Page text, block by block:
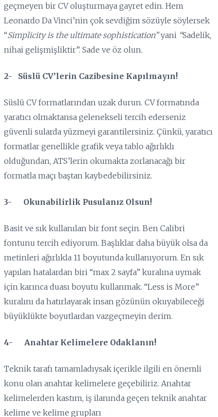
geçmeyen bir CV oluşturmaya gayret edin. Hem
Leonardo Da Vinci’nin çok sevdiğim sözüyle söylersek
“Simplicity is the ultimate sophistication”yani “Sadelik,
nihai gelişmişliktir”. Sade ve öz olun.
2- Süslü CV’lerin Cazibesine Kapılmayın!
Süslü CV formatlarından uzak durun. CV formatında
yaratıcı olmaktansa gelenekseli tercih ederseniz
güvenli sularda yüzmeyi garantilersiniz. Çünkü, yaratıcı
formatlar genellikle grafik veya tablo ağırlıklı
olduğundan, ATS’lerin okumakta zorlanacağı bir
formatla maçı baştan kaybedebilirsiniz.
3- Okunabilirlik Pusulanız Olsun!
Basit ve sık kullanılan bir font seçin. Ben Calibri
fontunu tercih ediyorum. Başlıklar daha büyük olsa da
metinleri ağırlıkla 11 boyutunda kullanıyorum. En sık
yapılan hatalardan biri “max 2 sayfa” kuralına uymak
için karınca duası boyutu kullanmak. “Less is More”
kuralını da hatırlayarak insan gözünün okuyabileceği
büyüklükte boyutlardan vazgeçmeyin derim.
4- Anahtar Kelimelere Odaklanın!
Teknik tarafı tamamladıysak içerikle ilgili en önemli
konu olan anahtar kelimelere geçebiliriz. Anahtar
kelimelerden kastım, iş ilanında geçen teknik anahtar
kelime ve kelime grupları